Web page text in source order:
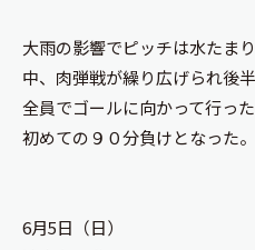
大雨の影響でピッチは水たま
中、肉弾戦が繰り広げられ後
全員でゴールに向かって行っ
初めての９０分負けとなった。
6月5日（日）